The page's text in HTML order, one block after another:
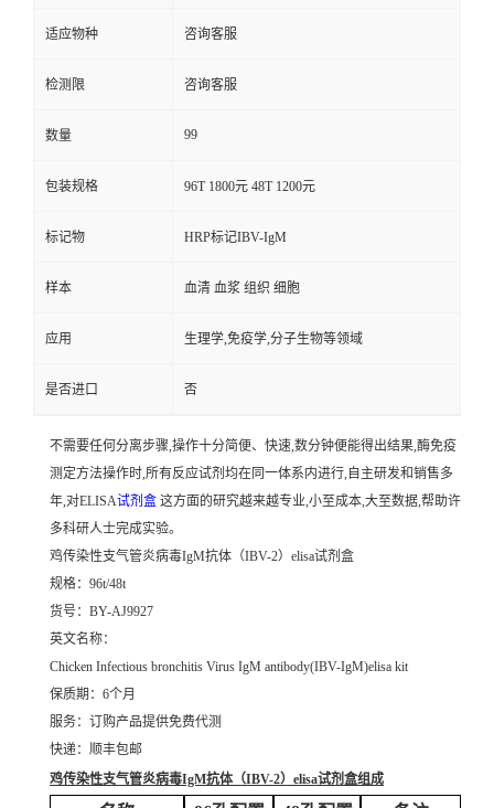
适应物种 咨询客服
检测限 咨询客服
数量 99
包装规格 96T 1800元 48T 1200元
标记物 HRP标记IBV-IgM
样本 血清 血浆 组织 细胞
应用 生理学,免疫学,分子生物等领域
是否进口 否
不需要任何分离步骤,操作十分简便、快速,数分钟便能得出结果,酶免疫
测定方法操作时,所有反应试剂均在同一体系内进行,自主研发和销售多
年,对ELISA试剂盒 这方面的研究越来越专业,小至成本,大至数据,帮助许
多科研人士完成实验。
鸡传染性支气管炎病毒IgM抗体（IBV-2）elisa试剂盒
规格：96t/48t
货号：BY-AJ9927
英文名称：
Chicken Infectious bronchitis Virus IgM antibody(IBV-IgM)elisa kit
保质期：6个月
服务：订购产品提供免费代测
快递：顺丰包邮
鸡传染性支气管炎病毒IgM抗体（IBV-2）elisa试剂盒组成